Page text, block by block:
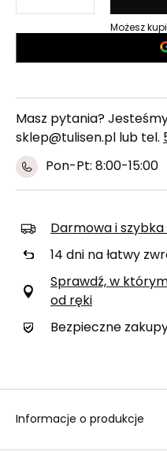
Możesz
Masz pytania?
sklep@tulisen.pl lub tel.
Pon-Pt: 8:00-15:00
Darmowa i
14 dni na łatwy
Sprawdź, w
od ręki
Bezpieczne
Informacje o produkcje